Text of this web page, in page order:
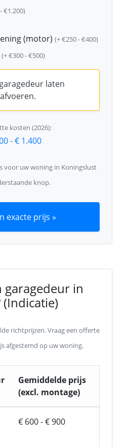
€1.200)
(motor) (+ €250 - €400)
(+ €300 - €500)
laten
kosten (2026):
-€ 1.400
voor uw woning in Koningslust
knop.
exacte prijs »
garagedeur in
(Indicatie)
richtprijzen. Vraag een offerte
afgestemd op uw woning.
Gemiddelde prijs
(excl. montage)
€ 600 - € 900